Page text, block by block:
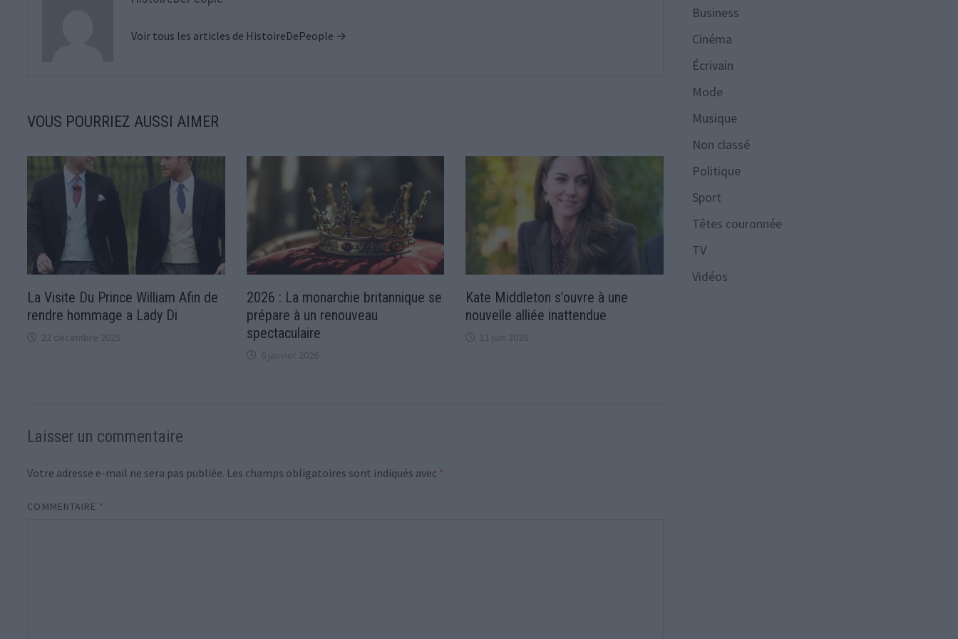
Voir tous les articles de HistoireDePeople →
VOUS POURRIEZ AUSSI AIMER
La Visite Du Prince William Afin de
rendre hommage a Lady Di
22 décembre 2025
2026 : La monarchie britannique se
prépare à un renouveau
spectaculaire
6 janvier 2026
Kate Middleton s’ouvre à une
nouvelle alliée inattendue
11 juin 2026
Laisser un commentaire
Votre adresse e-mail ne sera pas publiée. Les champs obligatoires sont indiqués avec *
COMMENTAIRE *
Business
Cinéma
Écrivain
Mode
Musique
Non classé
Politique
Sport
Têtes couronnée
TV
Vidéos